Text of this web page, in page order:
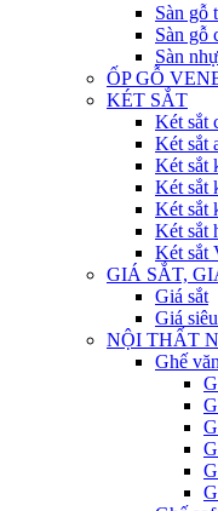
Sàn gỗ
Sàn gỗ
Sàn
ỐP GỖ
KÉT SẮT
Két sắt
Két sắt
Két sắt
Két sắt
Két sắt
Két sắt
Két sắt
GIÁ SẮT,
Giá sắt
Giá
NỘI THẤT
Ghế